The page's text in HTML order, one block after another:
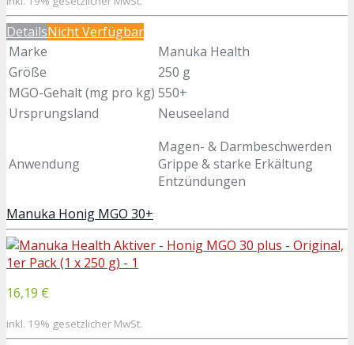
DetailsNicht Verfügbar
Marke
Manuka Health
Größe
250 g
MGO-Gehalt (mg pro kg) 550+
Ursprungsland
Neuseeland
Anwendung
Magen- & Darmbeschwerden
Grippe & starke Erkältung
Entzündungen
Manuka Honig MGO 30+
16,19 €
inkl. 19% gesetzlicher MwSt.